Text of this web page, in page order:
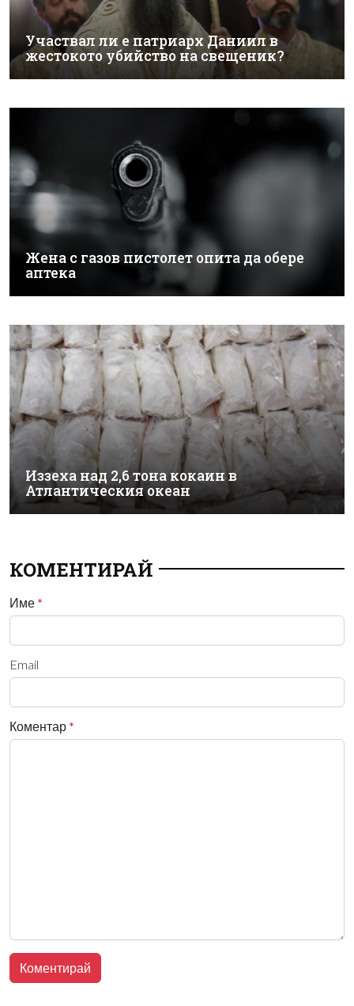
Участвал ли е патриарх Даниил в
жестокото убийство на свещеник?
Жена с газов пистолет опита да обере
аптека
Иззеха над 2,6 тона кокаин в
Атлантическия океан
КОМЕНТИРАЙ
Име *
Email
Коментар *